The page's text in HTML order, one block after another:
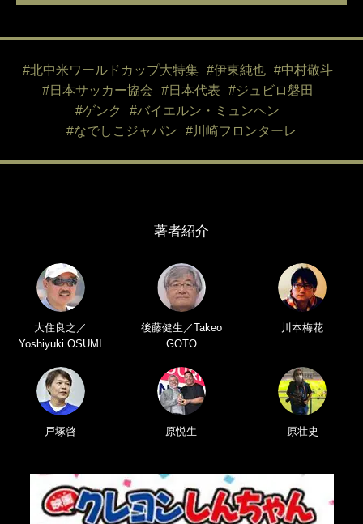
#北中米ワールドカップ大特集 #伊東純也
#中村敬斗
#日本サッカー協会
#日本代表
#ジュビロ磐田
#ゲンク
#バイエルン・ミュンヘン
#なでしこジャパン
#川崎フロンターレ
著者紹介
大住良之／
Yoshiyuki OSUMI
後藤健生／Takeo
GOTO
川本梅花
戸塚啓 原悦生 原壮史